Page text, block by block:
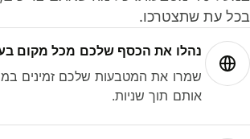
עת שתצטרכו.
נהלו את הכסף שלכם מכל מקום
שמרו את המטבעות שלכם זמינים
אותם תוך שניות.